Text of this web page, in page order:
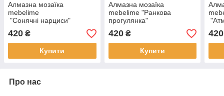
Алмазна мозаїка
mebelime
"Сонячні нарциси"
AMO7590 40х40 см Ідейка
420 ₴
Купити
Алмазна мозаїка
mebelime "Ранкова
прогулянка"
©art_selena_ua AMO7645
Ідейка 40х40 см
420₴
Купити
420
Про нас